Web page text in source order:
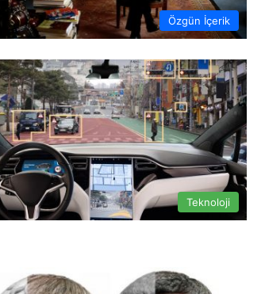
Özgün İçerik
Teknoloji